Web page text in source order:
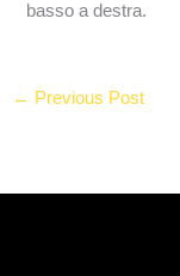
basso a destra.
← Previous Post